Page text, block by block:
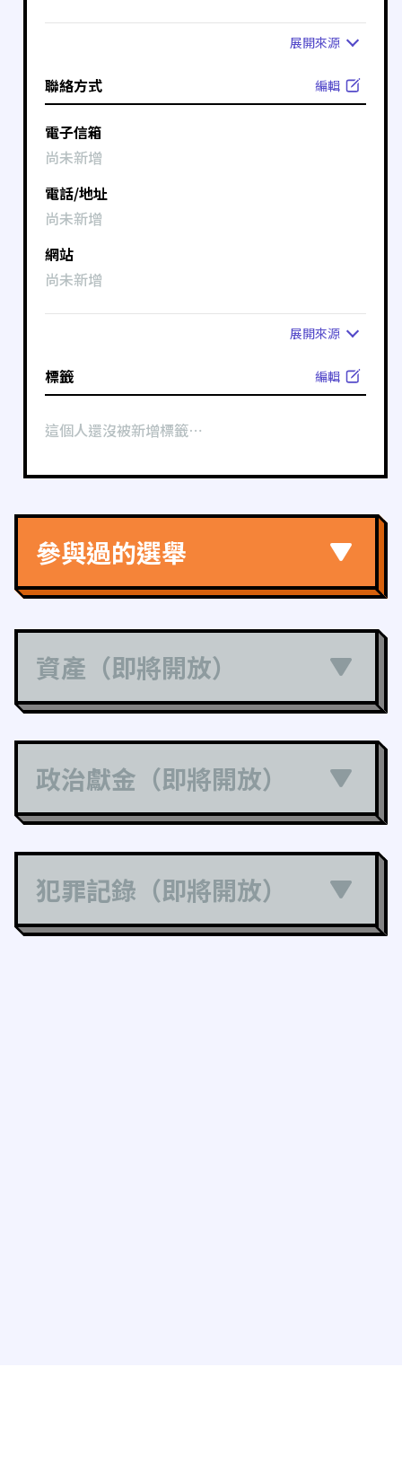
展開來源
聯絡方式 編輯
電子信箱
尚未新增
電話/地址
尚未新增
網站
尚未新增
展開來源
標籤 編輯
這個人還沒被新增標籤⋯
參與過的選舉
資產（即將開放）
政治獻金（即將開放）
犯罪記錄（即將開放）